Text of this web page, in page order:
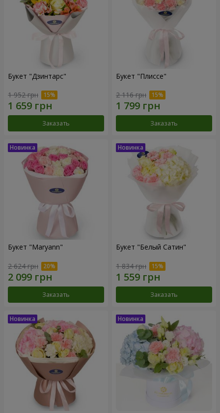
Букет "Дзинтарс"
1 952 грн
Заказать
Букет "Плиссе"
2 116 грн
Заказать
Букет "Maryann"
2 624 грн
Заказать
Букет "Белый Сатин"
1 834 грн
Заказать